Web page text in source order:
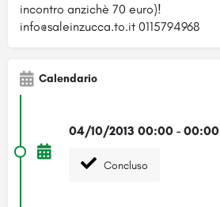
incontro anzichè 70 euro)!
info@saleinzucca.to.it 0115794968
Calendario
04/10/2013 00:00 - 00:00
Concluso